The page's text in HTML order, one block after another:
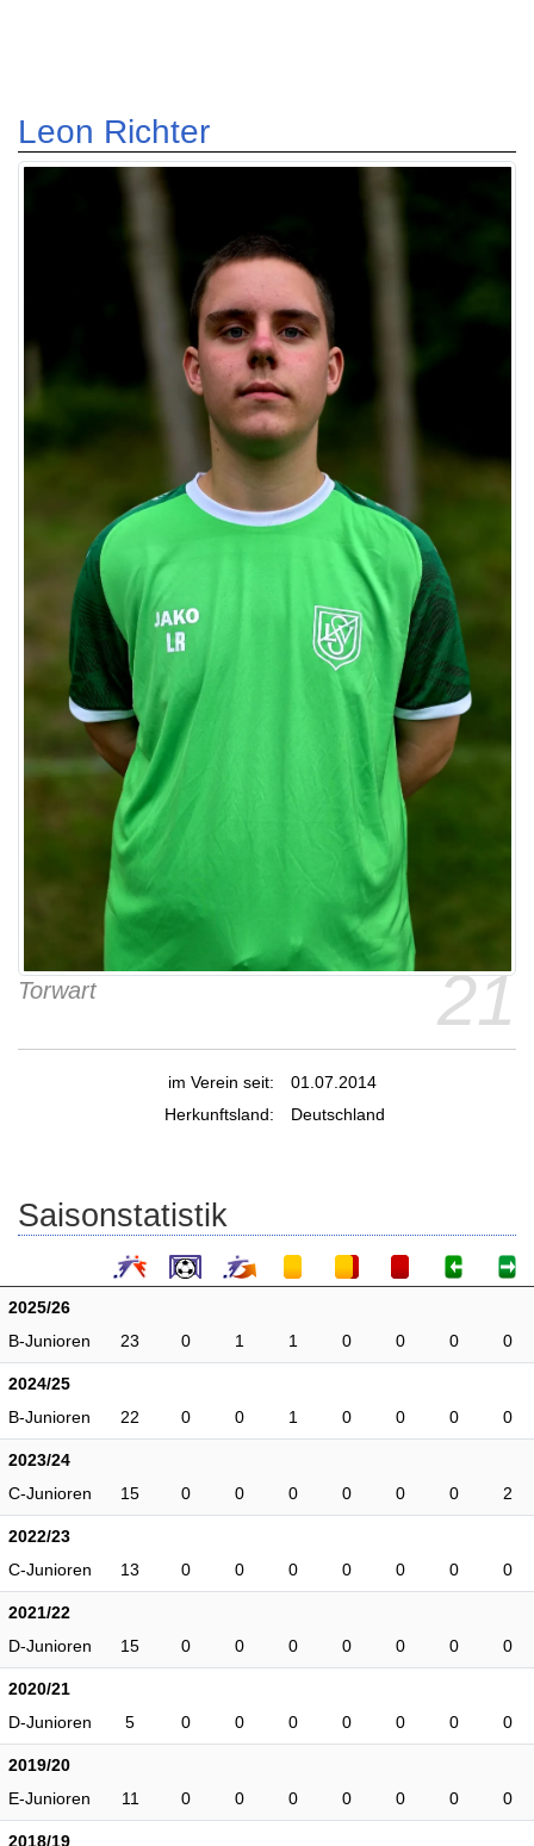
Leon Richter
21
Torwart
im Verein seit:
01.07.2014
Herkunftsland:
Deutschland
Saisonstatistik
2025/26
B-Junioren
23 0 1 1 0 0 0 0
2024/25
B-Junioren
22 0 0 1 0 0 0 0
2023/24
C-Junioren
15 0 0 0 0 0 0 2
2022/23
C-Junioren
13 0 0 0 0 0 0 0
2021/22
D-Junioren
15 0 0 0 0 0 0 0
2020/21
D-Junioren
5 0 0 0 0 0 0 0
2019/20
E-Junioren
11 0 0 0 0 0 0 0
2018/19